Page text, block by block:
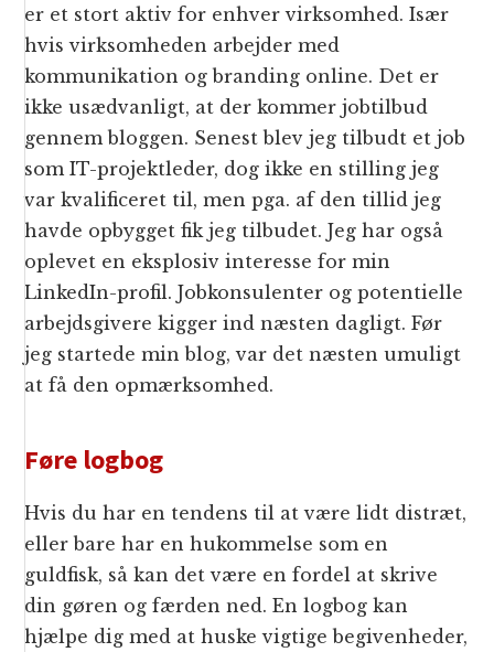
er et stort aktiv for enhver virksomhed. Især
hvis virksomheden arbejder med
kommunikation og branding online. Det er
ikke usædvanligt, at der kommer jobtilbud
gennem bloggen. Senest blev jeg tilbudt et job
som IT-projektleder, dog ikke en stilling jeg
var kvalificeret til, men pga. af den tillid jeg
havde opbygget fik jeg tilbudet. Jeg har også
oplevet en eksplosiv interesse for min
LinkedIn-profil. Jobkonsulenter og potentielle
arbejdsgivere kigger ind næsten dagligt. Før
jeg startede min blog, var det næsten umuligt
at få den opmærksomhed.
Føre logbog
Hvis du har en tendens til at være lidt distræt,
eller bare har en hukommelse som en
guldfisk, så kan det være en fordel at skrive
din gøren og færden ned. En logbog kan
hjælpe dig med at huske vigtige begivenheder,